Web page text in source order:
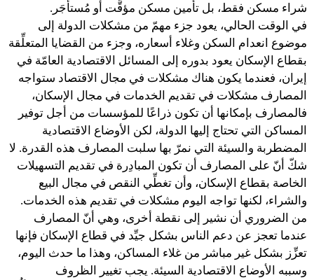
شراء مسكن فقط، بل تأمين مسكن مؤقَّت أو مُستأجَر.
في الوقت الحالي، يعود جزء مهمّ من مشكلات الدولة إلى
موضوع انعدام السكن وغلاء أسعاره، وجزء من القضايا المتعلِّقة
بقطاع الإسكان يعود بدوره إلى المسائل الاقتصادية العامّة في
إيران، فعندما يكون هناك مشكلات في مجال الاقتصاد ستواجه
المصارف مشكلات في تقديم الخدمات في مجال الإسكان،
فالمصارف بإمكانها أن تكون ذراعًا للمؤسسات من أجل توفير
المساكن التي تحتاج إليها الدولة، لكن الأوضاع الاقتصادية
المضطربة والسيئة التي نمرّ بها سلبت المصارف هذه القدرة. لا
شكّ أنّ على المصارف أن تكون المبادِرة في تقديم التسهيلات
الخاصة بقطاع الإسكان، وأن تغطِّي النقص في مجال البيع
والشراء، لكنها تواجه اليوم مشكلات في تقديم هذه الخدمات.
من الضروري أن نشير إلى نقطة أخرى، وهي أنّ المصارف
عندما تعجز عن دعم الناس بشكل جيِّد في قطاع الإسكان فإنها
تعزِّز بشكل غير مباشر من غلاء المساكن، وهذا ما حدث اليوم،
وسببه الأوضاع الاقتصادية السيئة. يجب تغيير الظروف